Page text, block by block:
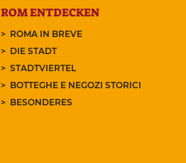
ROM ENTDECKEN
ROMA IN BREVE
DIE STADT
STADTVIERTEL
BOTTEGHE E NEGOZI STORICI
BESONDERES